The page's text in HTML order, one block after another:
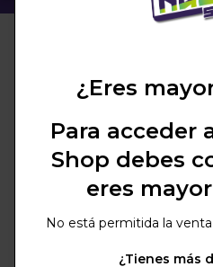
¿Eres
Para acceder
Shop debes
eres
No está permitida la
¿Tienes más